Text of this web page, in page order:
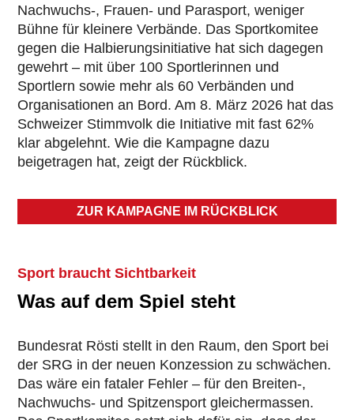
Nachwuchs-, Frauen- und Parasport, weniger
Bühne für kleinere Verbände. Das Sportkomitee
gegen die Halbierungsinitiative hat sich dagegen
gewehrt – mit über 100 Sportlerinnen und
Sportlern sowie mehr als 60 Verbänden und
Organisationen an Bord. Am 8. März 2026 hat das
Schweizer Stimmvolk die Initiative mit fast 62%
klar abgelehnt. Wie die Kampagne dazu
beigetragen hat, zeigt der Rückblick.
ZUR KAMPAGNE IM RÜCKBLICK
Sport braucht Sichtbarkeit
Was auf dem Spiel steht
Bundesrat Rösti stellt in den Raum, den Sport bei
der SRG in der neuen Konzession zu schwächen.
Das wäre ein fataler Fehler – für den Breiten-,
Nachwuchs- und Spitzensport gleichermassen.